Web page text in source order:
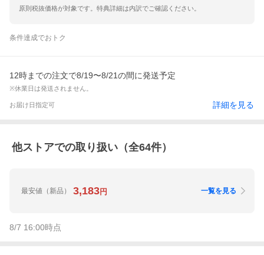
原則税抜価格が対象です。特典詳細は内訳でご確認ください。
条件達成でおトク
12時までの注文で8/19〜8/21の間に発送予定
※休業日は発送されません。
お届け日指定可 詳細を見る
他ストアでの取り扱い（全64件）
最安値 （新品） 3,183円 一覧を見る
8/7 16:00時点